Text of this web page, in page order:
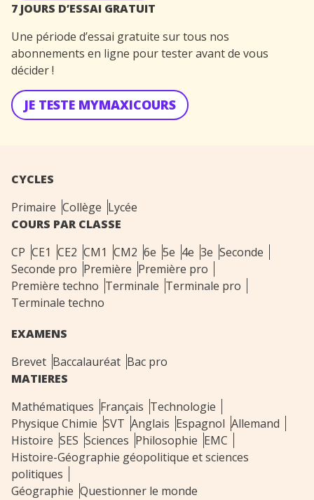
7 JOURS D’ESSAI GRATUIT
Une période d’essai gratuite sur tous nos
abonnements en ligne pour tester avant de vous
décider !
JE TESTE MYMAXICOURS
CYCLES
Primaire Collège Lycée
COURS PAR CLASSE
CP CE1 CE2 CM1 CM2 6e 5e 4e 3e Seconde
Seconde pro Première Première pro
Première techno Terminale Terminale pro
Terminale techno
EXAMENS
Brevet Baccalauréat Bac pro
MATIERES
Mathématiques Français Technologie
Physique Chimie SVT Anglais Espagnol Allemand
Histoire SES Sciences Philosophie EMC
Histoire-Géographie géopolitique et sciences
politiques
Géographie Questionner le monde